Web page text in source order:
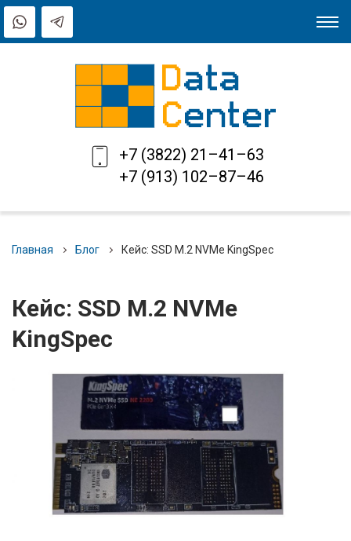
+7 (3822) 21–41–63
+7 (913) 102–87–46
Главная Блог Кейс: SSD M.2 NVMe KingSpec
Кейс: SSD M.2 NVMe
KingSpec